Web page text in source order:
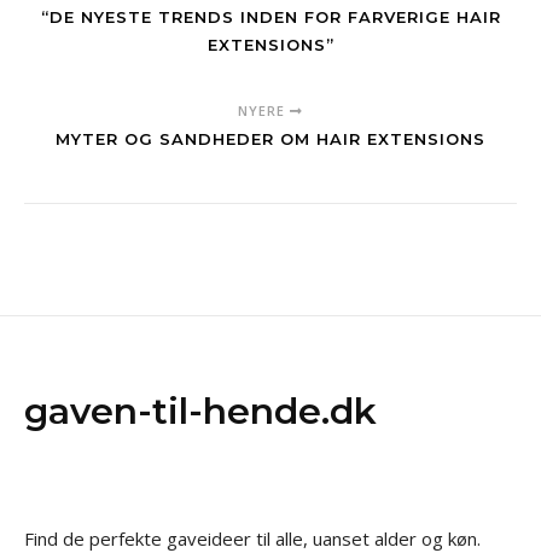
“DE NYESTE TRENDS INDEN FOR FARVERIGE HAIR
EXTENSIONS”
NYERE
MYTER OG SANDHEDER OM HAIR EXTENSIONS
gaven-til-hende.dk
Find de perfekte gaveideer til alle, uanset alder og køn.